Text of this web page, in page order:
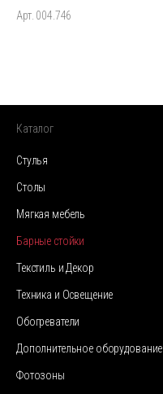
Арт. 004.746
Каталог
Стулья
Столы
Мягкая мебель
Барные стойки
Текстиль и Декор
Техника и Освещение
Обогреватели
Дополнительное оборудование
Фотозоны